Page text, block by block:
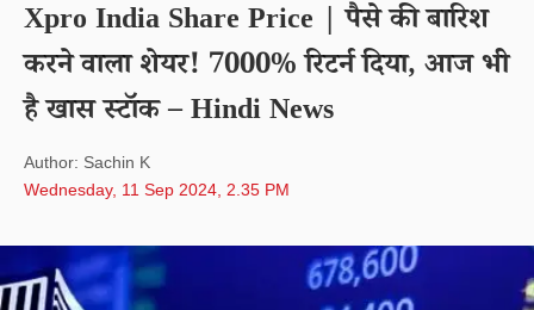
Xpro India Share Price | पैसे की बारिश
करने वाला शेयर! 7000% रिटर्न दिया, आज भी
है खास स्टॉक – Hindi News
Author: Sachin K
Wednesday, 11 Sep 2024, 2.35 PM